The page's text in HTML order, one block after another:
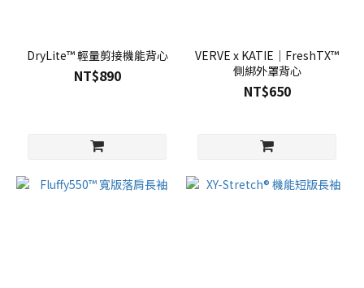
DryLite™ 輕量剪接機能背心
NT$890
VERVE x KATIE｜FreshTX™
側綁外罩背心
NT$650